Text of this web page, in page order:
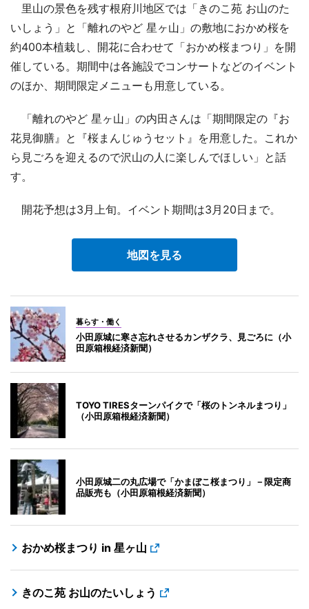
里山の景色を残す根府川地区では「きのこ苑 お山のた
いしょう」と「離れのやど 星ヶ山」の敷地におかめ桜を
約400本植栽し、開花に合わせて「おかめ桜まつり」を開
催している。期間中は各施設でコンサートなどのイベント
のほか、期間限定メニューも用意している。
「離れのやど 星ヶ山」の内田さんは「期間限定の『お
花見御膳』と『桜まんじゅうセット』を用意した。これか
ら見ごろを迎えるので沢山の人に楽しんでほしい」と話
す。
開花予想は3月上旬。イベント期間は3月20日まで。
地図を見る
暮らす・働く
小田原城に寒さ忘れさせるカンザクラ、見ごろに（小
田原箱根経済新聞）
TOYO TIRESターンパイクで「桜のトンネルまつり」
（小田原箱根経済新聞）
小田原城二の丸広場で「かまぼこ桜まつり」－限定商
品販売も（小田原箱根経済新聞）
おかめ桜まつり in 星ヶ山
きのこ苑 お山のたいしょう